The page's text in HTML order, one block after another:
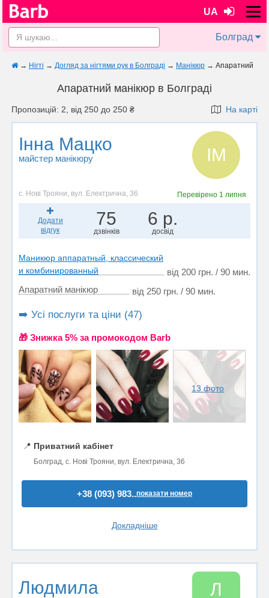
UA
Болград
→ Нігті → Догляд за нігтями рук в Болграді → Манікюр → Апаратний
Апаратний манікюр в Болграді
Пропозицій: 2, від 250 до 250 ₴ На карті
Інна Мацко
майстер манікюру ІМ
с. Нові Трояни, вул. Електрична, 36 Перевірено 1 липня
Додати
відгук
75
дзвінків
6 р.
досвід
Маникюр аппаратный, классический
и комбинированный
від 200 грн. / 90 мин.
Апаратний манікюр
від 250 грн. / 90 мин.
➡️ Усі послуги та ціни (47)
🎁 Знижка 5% за промокодом Barb
13 фото
📍 Приватний кабінет
Болград, с. Нові Трояни, вул. Електрична, 36
+38 (093) 983..показати номер
Докладніше
Людмила Л